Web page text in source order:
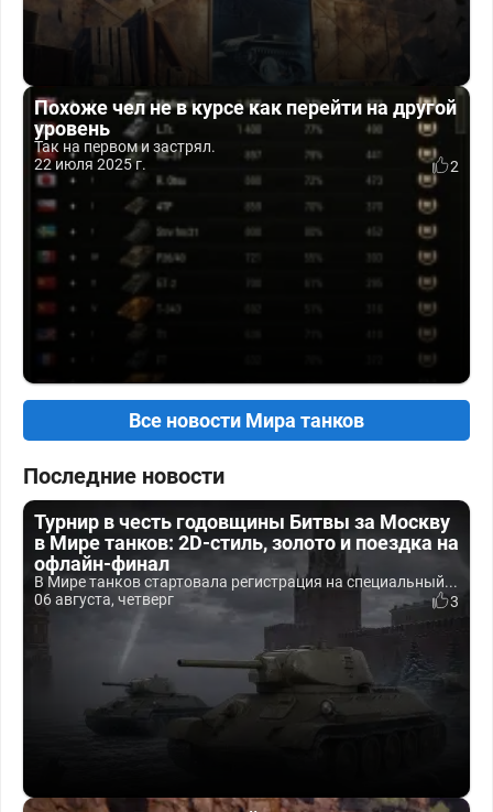
Похоже чел не в курсе как перейти на другой
уровень
Так на первом и застрял.
22 июля 2025 г.
2
Все новости Мира танков
Последние новости
Турнир в честь годовщины Битвы за Москву
в Мире танков: 2D-стиль, золото и поездка на
офлайн-финал
В Мире танков стартовала регистрация на специальный...
06 августа, четверг
3